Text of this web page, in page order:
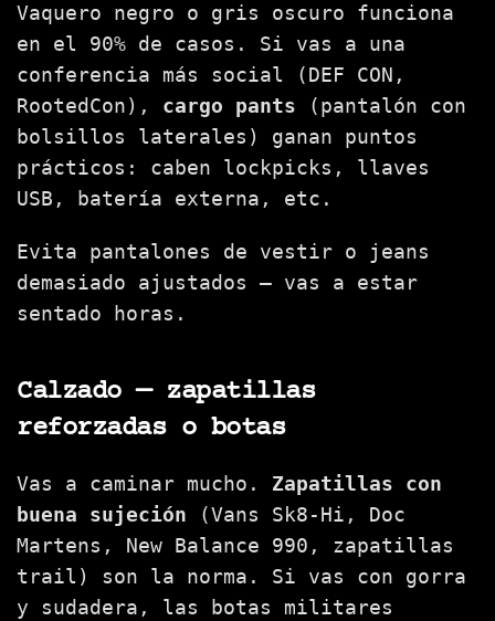
Vaquero negro o gris oscuro funciona
en el 90% de casos. Si vas a una
conferencia más social (DEF CON,
RootedCon), cargo pants (pantalón con
bolsillos laterales) ganan puntos
prácticos: caben lockpicks, llaves
USB, batería externa, etc.
Evita pantalones de vestir o jeans
demasiado ajustados — vas a estar
sentado horas.
Calzado — zapatillas
reforzadas o botas
Vas a caminar mucho. Zapatillas con
buena sujeción (Vans Sk8-Hi, Doc
Martens, New Balance 990, zapatillas
trail) son la norma. Si vas con gorra
y sudadera, las botas militares